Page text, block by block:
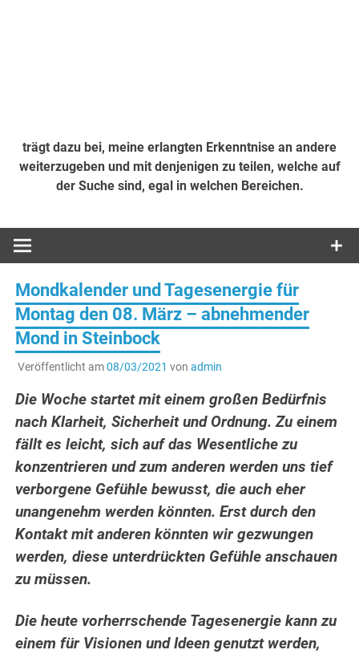
trägt dazu bei, meine erlangten Erkenntnise an andere
weiterzugeben und mit denjenigen zu teilen, welche auf
der Suche sind, egal in welchen Bereichen.
Mondkalender und Tagesenergie für
Montag den 08. März – abnehmender
Mond in Steinbock
Veröffentlicht am08/03/2021 von admin
Die Woche startet mit einem großen Bedürfnis
nach Klarheit, Sicherheit und Ordnung. Zu einem
fällt es leicht, sich auf das Wesentliche zu
konzentrieren und zum anderen werden uns tief
verborgene Gefühle bewusst, die auch eher
unangenehm werden könnten. Erst durch den
Kontakt mit anderen könnten wir gezwungen
werden, diese unterdrückten Gefühle anschauen
zu müssen.
Die heute vorherrschende Tagesenergie kann zu
einem für Visionen und Ideen genutzt werden,